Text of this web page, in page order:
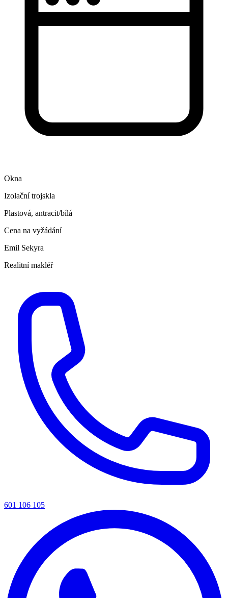
Okna
Izolační trojskla
Plastová, antracit/bílá
Cena na vyžádání
Emil Sekyra
Realitní makléř
601 106 105